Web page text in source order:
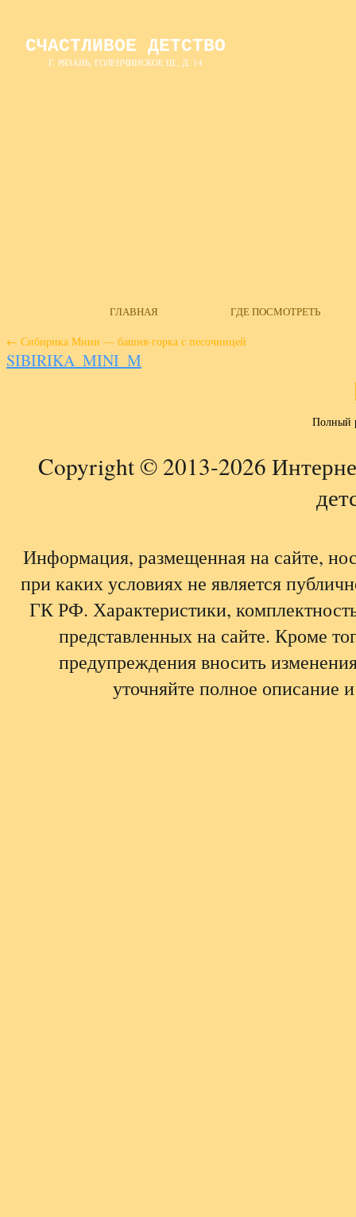
СЧАСТЛИВОЕ ДЕТСТВО
Г. РЯЗАНЬ, ГОЛЕНЧИНСКОЕ Ш., Д. 14
ГЛАВНАЯ ГДЕ ПОСМОТРЕТЬ
← Сибирика Мини — башня-горка с песочницей
SIBIRIKA_MINI_M
Полный
Copyright © 2013-2026
Информация, размещенная на сайте,
при каких условиях не является
ГК РФ. Характеристики,
представленных на сайте. Кроме
предупреждения вносить
уточняйте полное описание